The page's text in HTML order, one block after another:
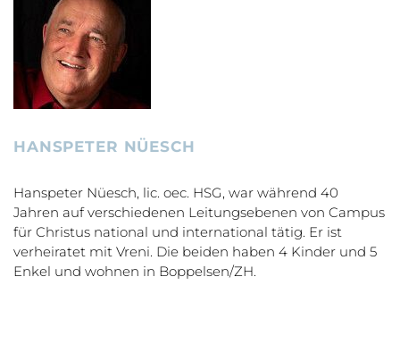
HANSPETER NÜESCH
Hanspeter Nüesch, lic. oec. HSG, war während 40
Jahren auf verschiedenen Leitungsebenen von Campus
für Christus national und international tätig. Er ist
verheiratet mit Vreni. Die beiden haben 4 Kinder und 5
Enkel und wohnen in Boppelsen/ZH.